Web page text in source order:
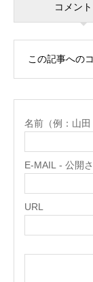
コメン
この記事への
名前（例：山田
E-MAIL -
URL